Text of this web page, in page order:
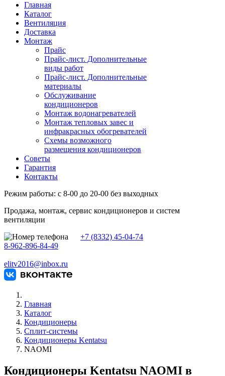
Главная
Каталог
Вентиляция
Доставка
Монтаж
Прайс
Прайс-лист. Дополнительные
виды работ
Прайс-лист. Дополнительные
материалы
Обслуживание
кондиционеров
Монтаж водонагревателей
Монтаж тепловых завес и
инфракрасных обогревателей
Схемы возможного
размещения кондиционеров
Советы
Гарантия
Контакты
Режим работы: с 8-00 до 20-00 без выходных
Продажа, монтаж, сервис кондиционеров и систем
вентиляции
+7 (8332) 45-04-74
8-962-896-84-49
elitv2016@inbox.ru
Главная
Каталог
Кондиционеры
Сплит-системы
Кондиционеры Kentatsu
NAOMI
Кондиционеры Kentatsu NAOMI в